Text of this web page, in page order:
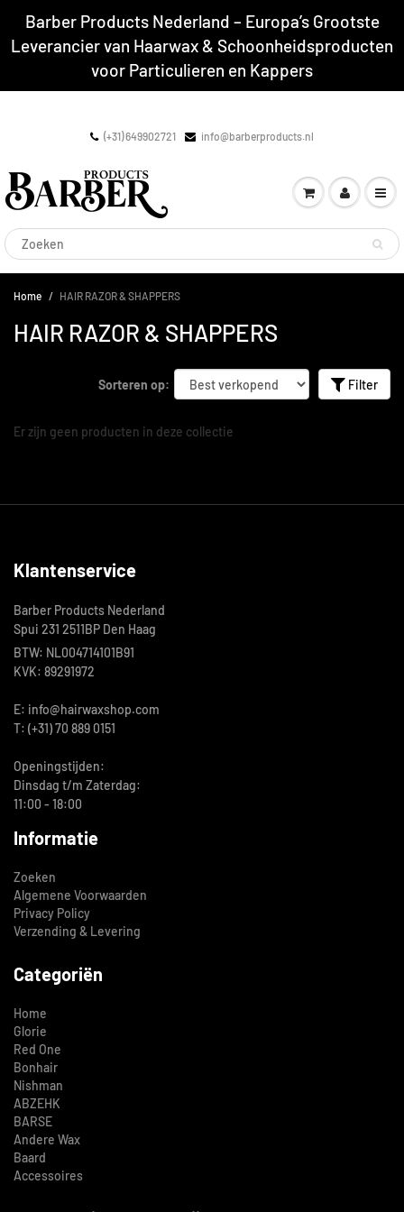
Barber Products Nederland – Europa’s Grootste
Leverancier van Haarwax & Schoonheidsproducten
voor Particulieren en Kappers
(+31) 649902721 info@barberproducts.nl
Home HAIR RAZOR & SHAPPERS
HAIR RAZOR & SHAPPERS
Sorteren op: Filter
Er zijn geen producten in deze collectie
Klantenservice
Barber Products Nederland
Spui 231 2511BP Den Haag
BTW: NL004714101B91
KVK: 89291972
E: info@hairwaxshop.com
T: (+31) 70 889 0151
Openingstijden:
Dinsdag t/m Zaterdag:
11:00 - 18:00
Informatie
Zoeken
Algemene Voorwaarden
Privacy Policy
Verzending & Levering
Categoriën
Home
Glorie
Red One
Bonhair
Nishman
ABZEHK
BARSE
Andere Wax
Baard
Accessoires